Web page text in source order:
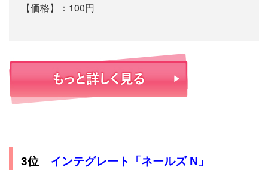
【価格】：100円
3位 インテグレート「ネールズ N」